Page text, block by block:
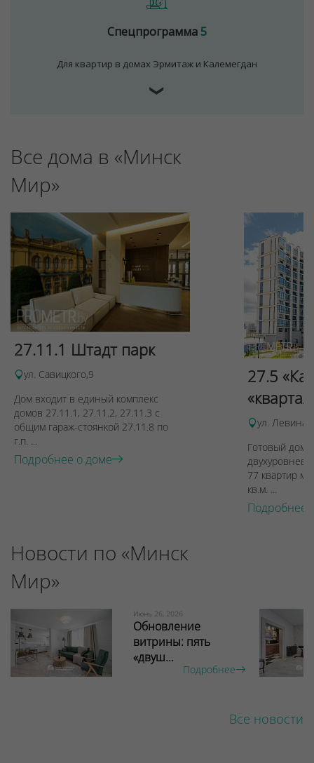
Спецпрограмма5
Для квартир в домах Эрмитаж и Калемегдан
❯
Все дома в «Минск
Мир»
27.11.1 Штадт парк
ул. Савицкого,9
Дом входит в единый комплекс
домов 27.11.1, 27.11.2, 27.11.3 с
общим гараж-стоянкой 27.11.8 по
г.п. ...
Подробнее о доме
27.5
ул. Левина,
Готовый дом
77 квартир
кв.м. ...
Подробнее
Новости по «Минск
Мир»
Июнь 26, 2026
Обновление
витрины: пять
«двуш...
Подробнее
Все новости
Для обеспечения удобства пользователей сайта
используются cookies
Отклонить